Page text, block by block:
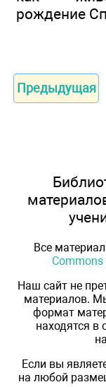
рождение
Предыдущая
Все
Наш сайт не
материалов.
формат
находятся в
Если вы
на любой